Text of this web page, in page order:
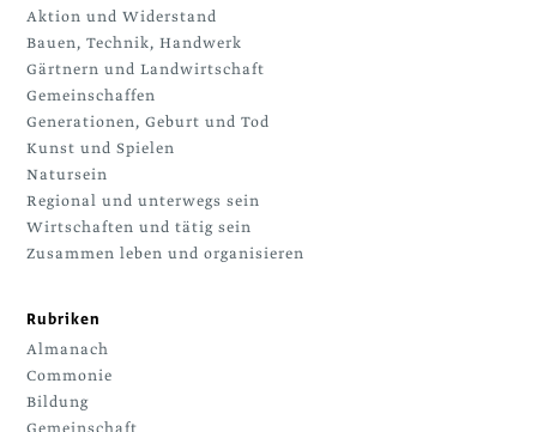
Aktion und Widerstand
Bauen, Technik, Handwerk
Gärtnern und Landwirtschaft
Gemeinschaffen
Generationen, Geburt und Tod
Kunst und Spielen
Natursein
Regional und unterwegs sein
Wirtschaften und tätig sein
Zusammen leben und organisieren
Rubriken
Almanach
Commonie
Bildung